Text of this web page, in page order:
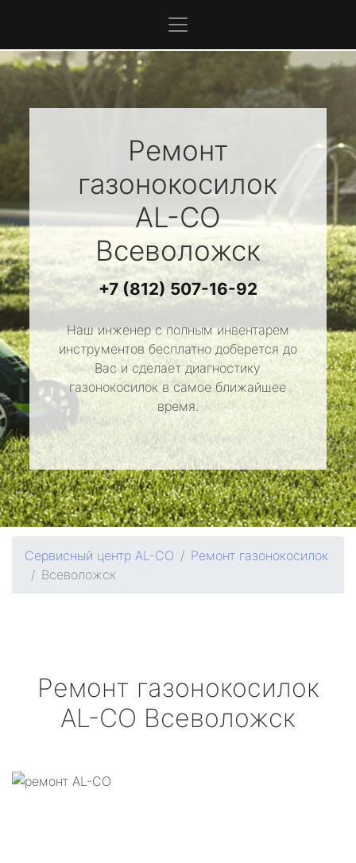
Ремонт
газонокосилок
AL-CO
Всеволожск
+7 (812) 507-16-92
Наш инженер с полным инвентарем
инструментов бесплатно доберется до
Вас и сделает диагностику
газонокосилок в самое ближайшее
время.
Сервисный центр AL-CO
Ремонт газонокосилок
Всеволожск
Ремонт газонокосилок
AL-CO Всеволожск